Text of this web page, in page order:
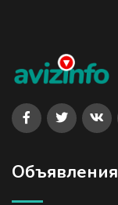
Объявления